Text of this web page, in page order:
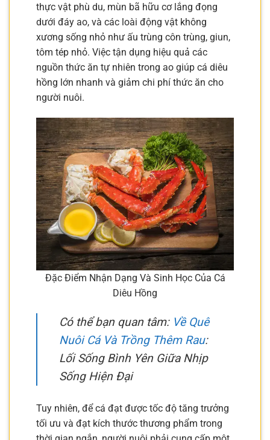
thực vật phù du, mùn bã hữu cơ lắng đọng
dưới đáy ao, và các loài động vật không
xương sống nhỏ như ấu trùng côn trùng, giun,
tôm tép nhỏ. Việc tận dụng hiệu quả các
nguồn thức ăn tự nhiên trong ao giúp cá diêu
hồng lớn nhanh và giảm chi phí thức ăn cho
người nuôi.
Đặc Điểm Nhận Dạng Và Sinh Học Của Cá
Diêu Hồng
Có thể bạn quan tâm: Về Quê
Nuôi Cá Và Trồng Thêm Rau:
Lối Sống Bình Yên Giữa Nhịp
Sống Hiện Đại
Tuy nhiên, để cá đạt được tốc độ tăng trưởng
tối ưu và đạt kích thước thương phẩm trong